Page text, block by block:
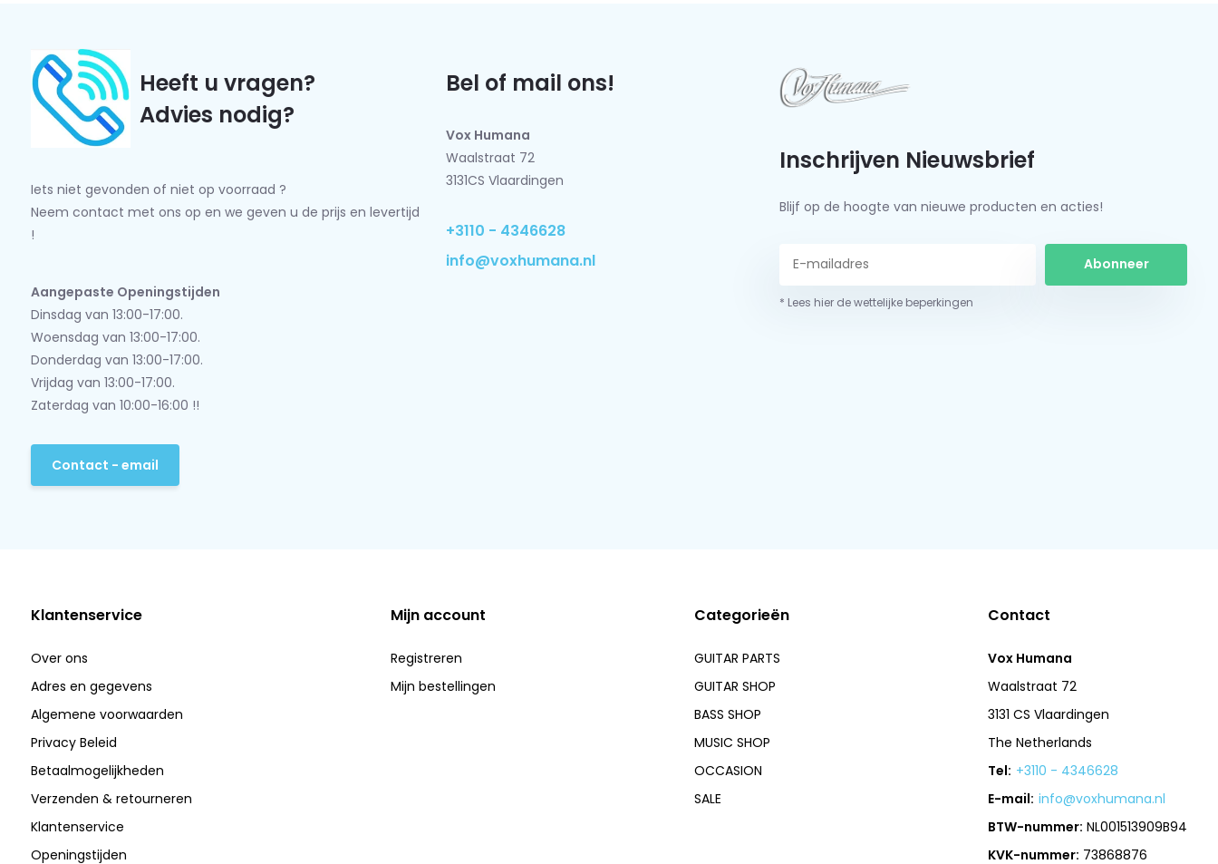
Heeft u vragen?
Advies nodig?
Iets niet gevonden of niet op voorraad ?
Neem contact met ons op en we geven u de prijs en levertijd
!
Aangepaste Openingstijden
Dinsdag van 13:00-17:00.
Woensdag van 13:00-17:00.
Donderdag van 13:00-17:00.
Vrijdag van 13:00-17:00.
Zaterdag van 10:00-16:00 !!
Contact - email
Bel of mail ons!
Vox Humana
Waalstraat 72
3131CS Vlaardingen
+3110 - 4346628
info@voxhumana.nl
Inschrijven Nieuwsbrief
Blijf op de hoogte van nieuwe producten en acties!
Abonneer
* Lees hier de wettelijke beperkingen
Klantenservice
Over ons
Adres en gegevens
Algemene voorwaarden
Privacy Beleid
Betaalmogelijkheden
Verzenden & retourneren
Klantenservice
Openingstijden
Mijn account
Registreren
Mijn bestellingen
Categorieën
GUITAR PARTS
GUITAR SHOP
BASS SHOP
MUSIC SHOP
OCCASION
SALE
Contact
Vox Humana
Waalstraat 72
3131 CS Vlaardingen
The Netherlands
Tel: +3110 - 4346628
E-mail: info@voxhumana.nl
BTW-nummer: NL001513909B94
KVK-nummer: 73868876